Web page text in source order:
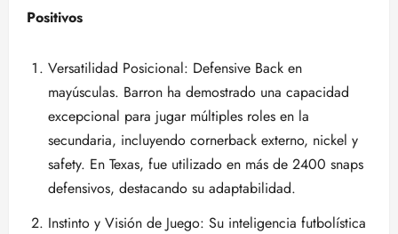
Positivos
Versatilidad Posicional: Defensive Back en
mayúsculas. Barron ha demostrado una capacidad
excepcional para jugar múltiples roles en la
secundaria, incluyendo cornerback externo, nickel y
safety. En Texas, fue utilizado en más de 2400 snaps
defensivos, destacando su adaptabilidad.
Instinto y Visión de Juego: Su inteligencia futbolística